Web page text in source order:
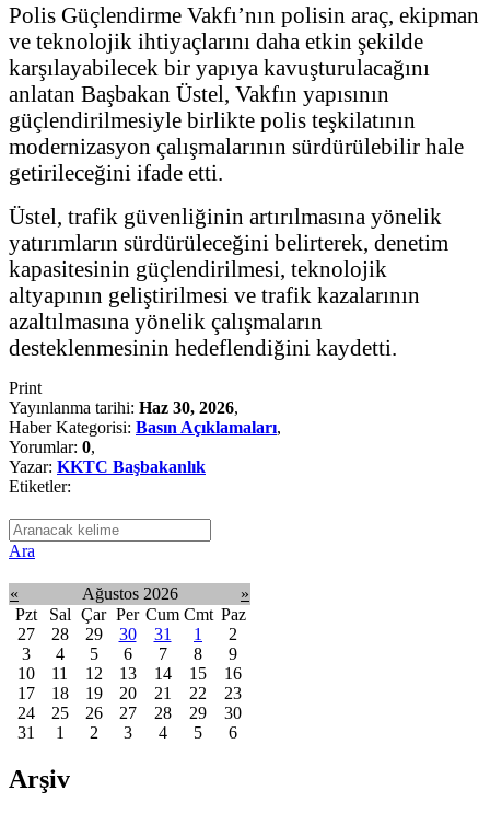
Polis Güçlendirme Vakfı’nın polisin araç, ekipman
ve teknolojik ihtiyaçlarını daha etkin şekilde
karşılayabilecek bir yapıya kavuşturulacağını
anlatan Başbakan Üstel, Vakfın yapısının
güçlendirilmesiyle birlikte polis teşkilatının
modernizasyon çalışmalarının sürdürülebilir hale
getirileceğini ifade etti.
Üstel, trafik güvenliğinin artırılmasına yönelik
yatırımların sürdürüleceğini belirterek, denetim
kapasitesinin güçlendirilmesi, teknolojik
altyapının geliştirilmesi ve trafik kazalarının
azaltılmasına yönelik çalışmaların
desteklenmesinin hedeflendiğini kaydetti.
Print
Yayınlanma tarihi: Haz 30, 2026,
Haber Kategorisi: Basın Açıklamaları,
Yorumlar: 0,
Yazar: KKTC Başbakanlık
Etiketler:
Ara
« Ağustos 2026
»
Pzt
Sal Çar Per Cum Cmt Paz
27
28 29 30 31 1
2
3
4 5 6 7 8
9
10
11 12 13 14 15
16
17
18 19 20 21 22
23
24
25 26 27 28 29
30
31
1 2 3 4 5 6
Arşiv